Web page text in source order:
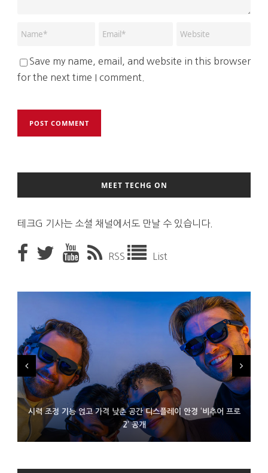
Save my name, email, and website in this browser
for the next time I comment.
MEET TECHG ON
테크G 기사는 소셜 채널에서도 만날 수 있습니다.
RSS List
시력 조정 기능 얹고 가격 낮춘 공간 디스플레이 안경 ‘비추어 프로
2’ 공개
D램 부족에 10억달러어치 아이폰18 프로세서 패키징 대기 중
300~400달러 반지형 스피커 준비하는 오픈AI